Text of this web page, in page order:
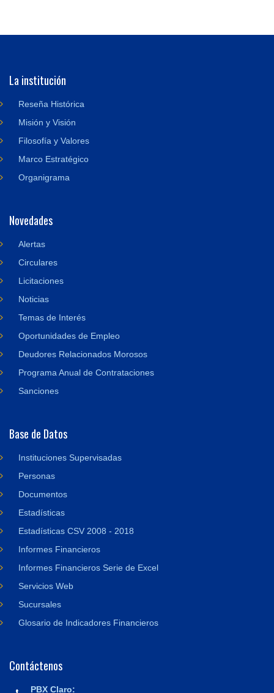
La institución
Reseña Histórica
Misión y Visión
Filosofía y Valores
Marco Estratégico
Organigrama
Novedades
Alertas
Circulares
Licitaciones
Noticias
Temas de Interés
Oportunidades de Empleo
Deudores Relacionados Morosos
Programa Anual de Contrataciones
Sanciones
Base de Datos
Instituciones Supervisadas
Personas
Documentos
Estadísticas
Estadísticas CSV 2008 - 2018
Informes Financieros
Informes Financieros Serie de Excel
Servicios Web
Sucursales
Glosario de Indicadores Financieros
Contáctenos
PBX Claro: